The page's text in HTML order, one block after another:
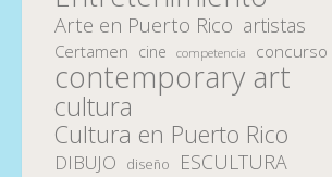
Arte en Puerto Rico artistas
Certamen cine competencia concurso
contemporary art
cultura
Cultura en Puerto Rico
DIBUJO diseño ESCULTURA